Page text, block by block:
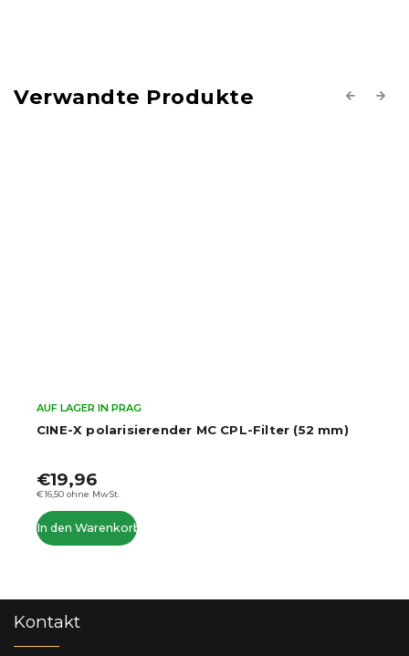
Verwandte Produkte Previous
CINE-X polarisierender MC CPL-Filter (52 mm)
AUF LAGER IN PRAG
€16,50 ohne MwSt.
€19,96
In den Warenkorb
Next
Kontakt